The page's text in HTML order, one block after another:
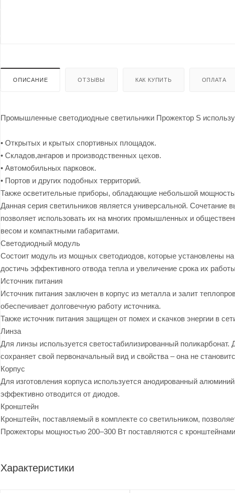
ОПИСАНИЕ ОТЗЫВЫ КАК КУПИТЬ ОПЛАТА
Промышленные светодиодные светильники Прожектор S
• Открытых и крытых спортивных площадок.
• Складов,ангаров и производственных цехов.
• Автомобильных парковок.
• Портов и других подобных территорий.
Также осветительные приборы, обладающие небольшой
Данная серия светильников является универсальной.
позволяет использовать их на многих промышленных и
весом и компактными габаритами.
Светодиодный модуль
Состоит модуль из мощных светодиодов, которые установлены
достичь эффективного отвода тепла и увеличение срока их
Источник питания
Источник питания заключен в корпус из металла и залит
обеспечивает долговечную работу источника.
Также источник питания защищен от помех и скачков энергии в
Линза
Для линзы используется светостабилизированный
сохраняет свой первоначальный вид и свойства – она не
Корпус
Для изготовления корпуса используется анодированный
эффективно отводится от диодов.
Кронштейн
Кронштейн, поставляемый в комплекте со светильником,
Прожекторы мощностью 200–300 Вт поставляются с
Характеристики